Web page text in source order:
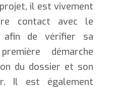
il est vivement
contact avec le
afin de vérifier sa
démarche
du dossier et son
Il est également